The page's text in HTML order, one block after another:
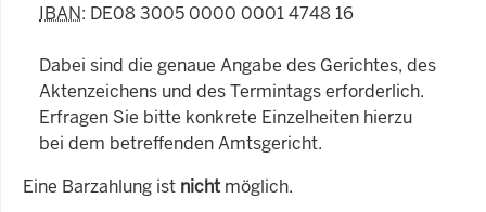
IBAN: DE08 3005 0000 0001 4748 16
Dabei sind die genaue Angabe des Gerichtes, des
Aktenzeichens und des Termintags erforderlich.
Erfragen Sie bitte konkrete Einzelheiten hierzu
bei dem betreffenden Amtsgericht.
Eine Barzahlung ist nicht möglich.